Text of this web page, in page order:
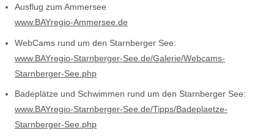
Ausflug zum Ammersee
www.BAYregio-Ammersee.de
WebCams rund um den Starnberger See:
www.BAYregio-Starnberger-See.de/Galerie/Webcams-
Starnberger-See.php
Badeplätze und Schwimmen rund um den Starnberger See:
www.BAYregio-Starnberger-See.de/Tipps/Badeplaetze-
Starnberger-See.php